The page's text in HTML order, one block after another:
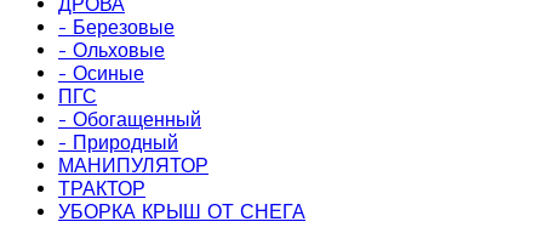
- Березовые
- Ольховые
- Осиные
ПГС
- Обогащенный
- Природный
МАНИПУЛЯТОР
ТРАКТОР
УБОРКА КРЫШ ОТ СНЕГА